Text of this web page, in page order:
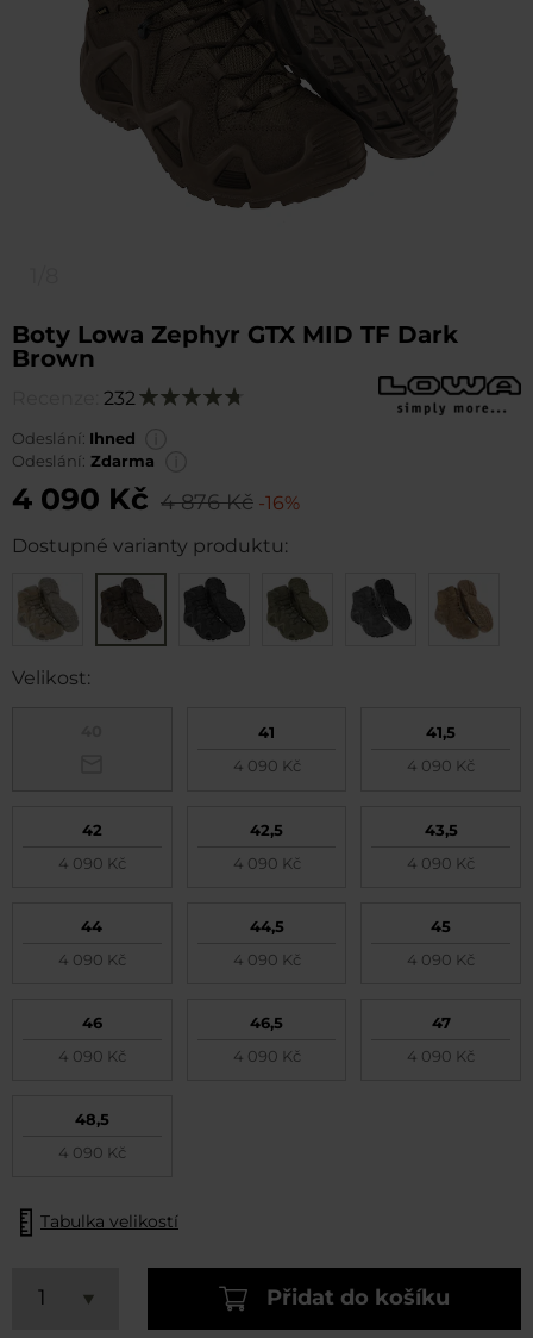
Boty Lowa Zephyr GTX MID TF Dark
Brown
232 Hodnocení:
Odeslání: Ihned
Odeslání: Zdarma
4 090 Kč 4 876 Kč -16%
Dostupné varianty produktu:
Velikost:
41
4 090 Kč
41,5
4 090 Kč
42
4 090 Kč
42,5
4 090 Kč
43,5
4 090 Kč
44
4 090 Kč
44,5
4 090 Kč
45
4 090 Kč
46
4 090 Kč
46,5
4 090 Kč
47
4 090 Kč
48,5
4 090 Kč
Tabulka velikostí
Přidat do košíku